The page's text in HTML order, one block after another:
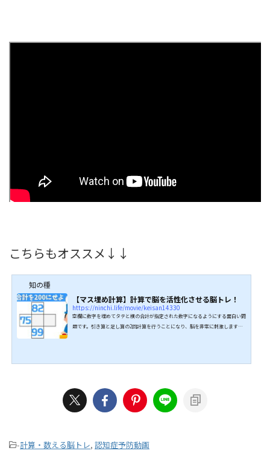
こちらもオススメ↓↓
知の種
【マス埋め計算】計算で脳を活性化させる脳トレ！
https://ninchi.life/movie/keisan14330
空欄に数字を埋めてタテと横の合計が指定された数字になるようにする面白い問
題です。引き算と足し算の2回計算を行うことになり、脳を非常に刺激します。
-計算・数える脳トレ, 認知症予防動画